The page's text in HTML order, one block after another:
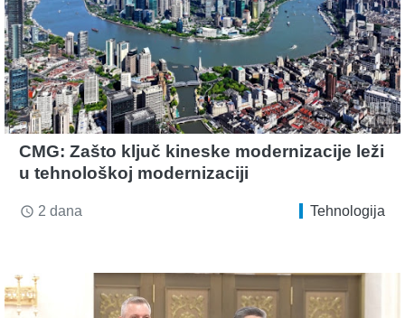
CMG: Zašto ključ kineske modernizacije leži
u tehnološkoj modernizaciji
access_time 2 dana Tehnologija